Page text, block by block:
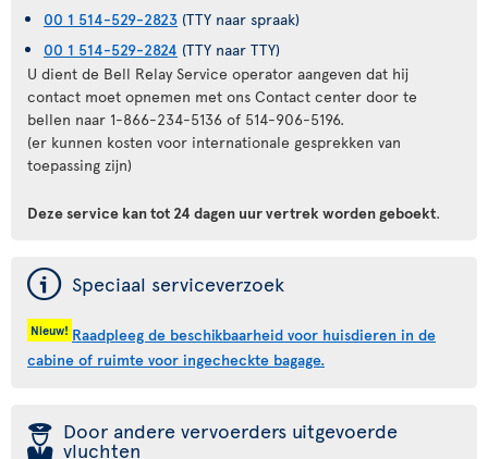
00 1 514-529-2823 (TTY naar spraak)
00 1 514-529-2824 (TTY naar TTY)
U dient de Bell Relay Service operator aangeven dat hij
contact moet opnemen met ons Contact center door te
bellen naar 1-866-234-5136 of 514-906-5196.
(er kunnen kosten voor internationale gesprekken van
toepassing zijn)
Deze service kan tot 24 dagen uur vertrek worden geboekt.
ý Speciaal serviceverzoek
Nieuw! Raadpleeg de beschikbaarheid voor huisdieren in de
cabine of ruimte voor ingecheckte bagage.
þ Door andere vervoerders uitgevoerde
vluchten